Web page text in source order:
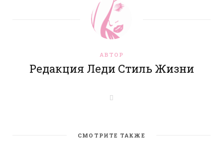
АВТОР
Редакция Леди Стиль Жизни
e
СМОТРИТЕ ТАКЖЕ